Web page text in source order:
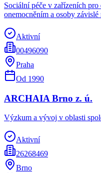
Sociální péče v zařízeních
onemocněním a osoby
Aktivní
00496090
Praha
Od 1990
ARCHAIA Brno z. ú.
Výzkum a vývoj v oblasti
Aktivní
26268469
Brno